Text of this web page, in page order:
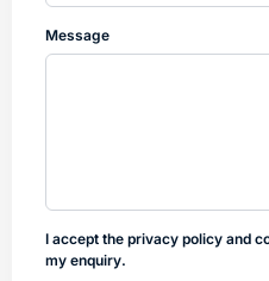
Message
I accept the privacy policy and
my enquiry.